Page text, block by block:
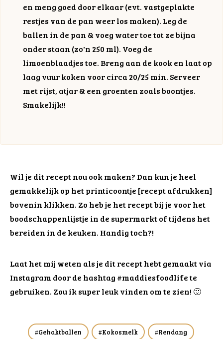
en meng goed door elkaar (evt. vastgeplakte
restjes van de pan weer los maken). Leg de
ballen in de pan & voeg water toe tot ze bijna
onder staan (zo'n 250 ml). Voeg de
limoenblaadjes toe. Breng aan de kook en laat op
laag vuur koken voor circa 20/25 min. Serveer
met rijst, atjar & een groenten zoals boontjes.
Smakelijk!!
Wil je dit recept nou ook maken? Dan kun je heel
gemakkelijk op het printicoontje [recept afdrukken]
bovenin klikken. Zo heb je het recept bij je voor het
boodschappenlijstje in de supermarkt of tijdens het
bereiden in de keuken. Handig toch?!
Laat het mij weten als je dit recept hebt gemaakt via
Instagram door de hashtag #maddiesfoodlife te
gebruiken. Zou ik super leuk vinden om te zien! 🙂
Gehaktballen Kokosmelk Rendang